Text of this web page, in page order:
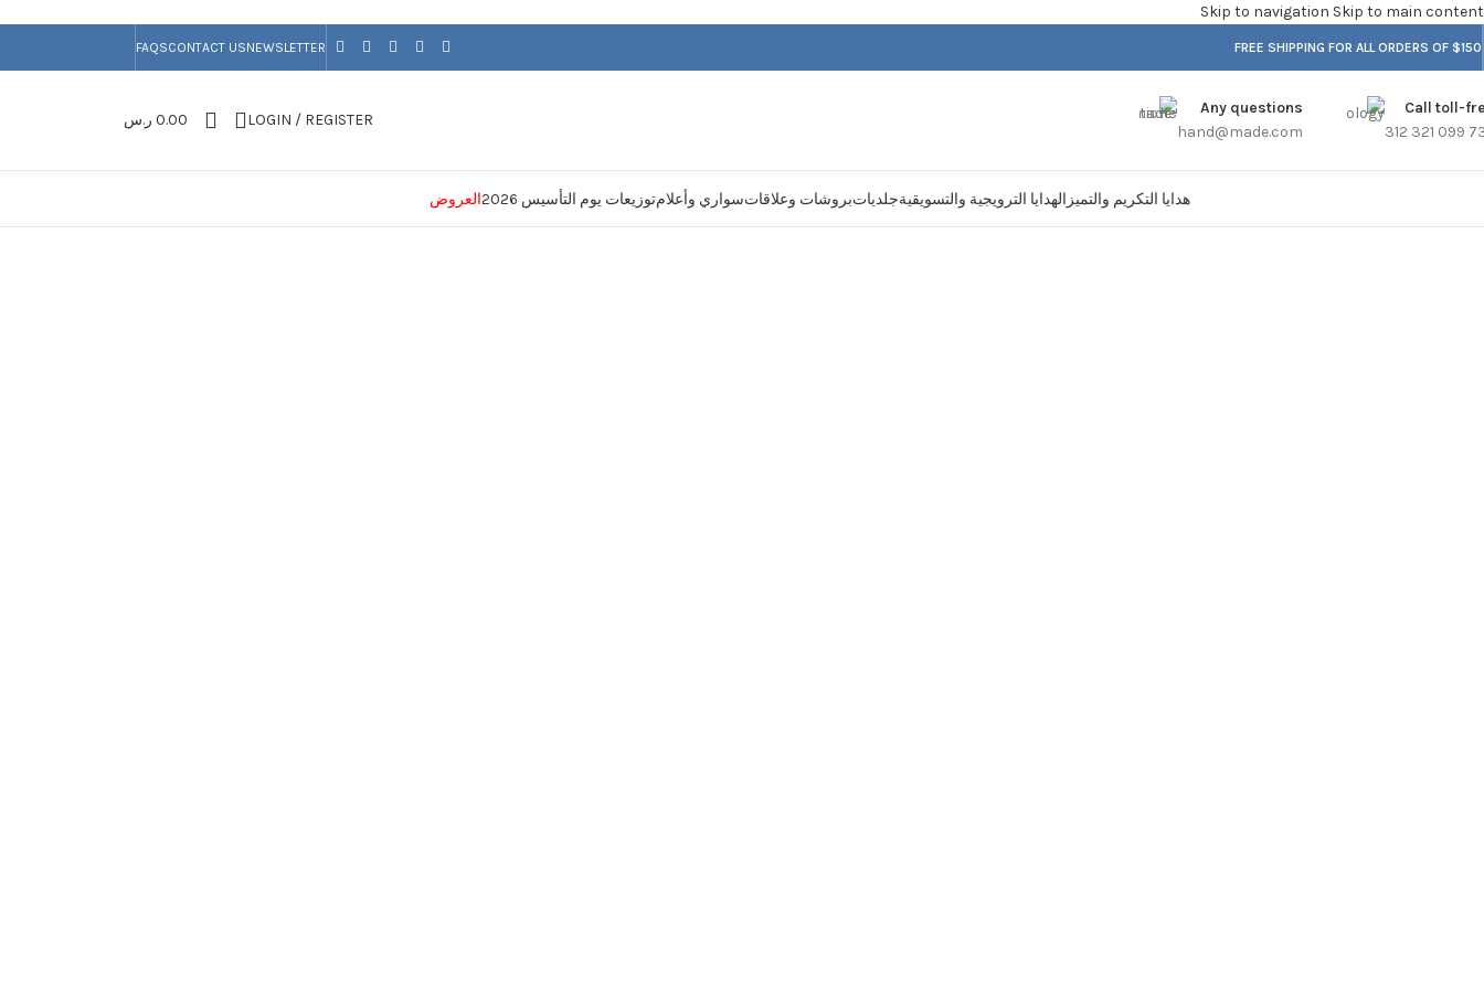
Skip to navigation Skip to main content
FREE SHIPPING FOR ALL ORDERS OF $150
NEWSLETTER
CONTACT US
FAQS
Call toll-
Any questions
hand@made.com
LOGIN / REGISTER
0.00 ر.س
هدايا التكريم والتميز الهدايا الترويجية والتسويقيةجلدياتبروشات وعلاقاتسواري وأعلامتوزيعات يوم التأسيس 2026 العروض